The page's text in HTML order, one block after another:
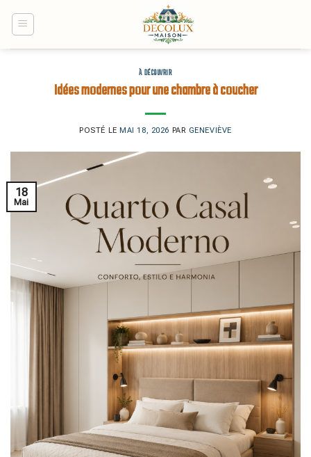
À DÉCOUVRIR
Idées modernes pour une chambre à coucher
POSTÉ LEMAI 18, 2026 PAR GENEVIÈVE
18
Mai